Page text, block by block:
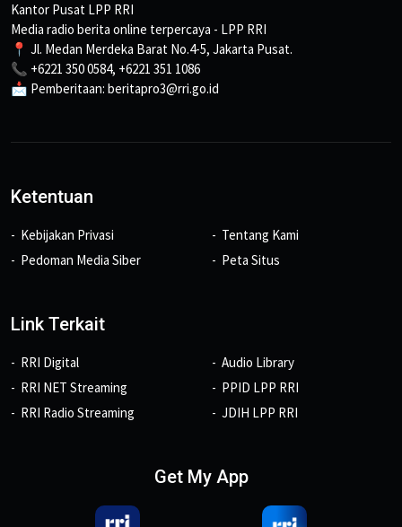
Kantor Pusat LPP RRI
Media radio berita online terpercaya - LPP RRI
📍 Jl. Medan Merdeka Barat No.4-5, Jakarta Pusat.
📞 +6221 350 0584, +6221 351 1086
📩 Pemberitaan: beritapro3@rri.go.id
Ketentuan
Kebijakan Privasi
Pedoman Media Siber
Tentang Kami
Peta Situs
Link Terkait
RRI Digital
RRI NET Streaming
RRI Radio Streaming
Audio Library
PPID LPP RRI
JDIH LPP RRI
Get My App